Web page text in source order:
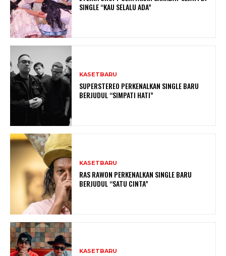
SINGLE “KAU SELALU ADA”
KASETBARU
SUPERSTEREO PERKENALKAN SINGLE BARU
BERJUDUL “SIMPATI HATI”
KASETBARU
RAS RAWON PERKENALKAN SINGLE BARU
BERJUDUL “SATU CINTA”
KASETBARU